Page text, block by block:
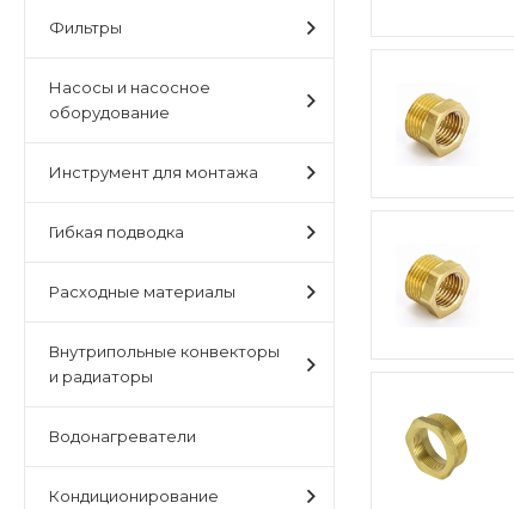
Фильтры
Насосы и насосное
оборудование
Инструмент для монтажа
Гибкая подводка
Расходные материалы
Внутрипольные конвекторы
и радиаторы
Водонагреватели
Кондиционирование